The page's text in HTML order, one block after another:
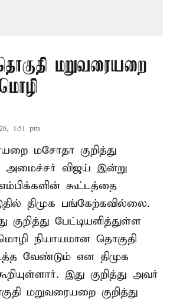
மறுவரையறை
1:51 pm
மசோதா குறித்து
அமைச்சர் விஜய் இன்று
கூட்டத்தை
இதில் திமுக பங்கேற்கவில்லை.
பேட்டியளித்துள்ள
நியாயமான தொகுதி
வேண்டும் என திமுக
இது குறித்து அவர்
மறுவரையறை குறித்து